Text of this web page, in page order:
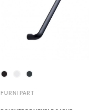
FURNIPART